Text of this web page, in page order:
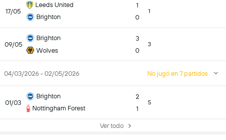
17/05
Leeds United
Brighton
1
0
1
09/05
Brighton
Wolves
3
0
3
04/03/2026 - 02/05/2026 No jugó en 7 partidos
01/03
Brighton
Nottingham Forest
2
1
5
Ver todo